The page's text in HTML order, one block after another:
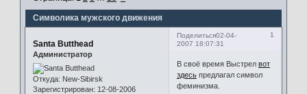
Символика мужского движения
Поделиться 1
02-04-
2007 18:07:31
Santa Butthead
Администратор
Откуда: New-Sibirsk
Зарегистрирован: 12-08-2006
В своё время Выстрел вот
здесьпредлагал символ
феминизма.